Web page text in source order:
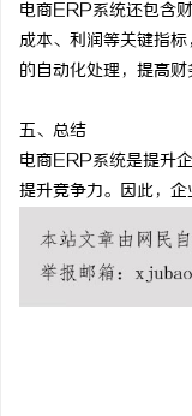
电商ERP系统还包含
成本、利润等关键指
的自动化处理，提高财
五、总结
电商ERP系统是提升
提升竞争力。因此，